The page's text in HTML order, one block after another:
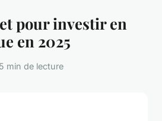
pour investir en
en 2025
5 min de lecture